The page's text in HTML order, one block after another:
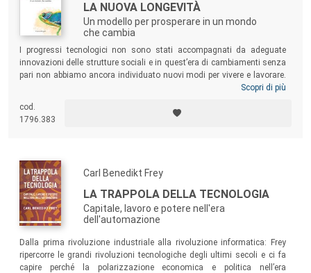
LA NUOVA LONGEVITÀ
Un modello per prosperare in un mondo
che cambia
I progressi tecnologici non sono stati accompagnati da adeguate
innovazioni delle strutture sociali e in quest’era di cambiamenti senza
pari non abbiamo ancora individuato nuovi modi per vivere e lavorare.
Attingendo alla loro lunga esperienza e alle loro profonde competenze,
strumenti più utili per orientarci nel mondo che cambia. Una guida per
vite più lunghe, più intelligenti, più felici!
Scopri di più
cod.
1796.383
Carl Benedikt Frey
LA TRAPPOLA DELLA TECNOLOGIA
Capitale, lavoro e potere nell'era
dell'automazione
Dalla prima rivoluzione industriale alla rivoluzione informatica: Frey
ripercorre le grandi rivoluzioni tecnologiche degli ultimi secoli e ci fa
capire perché la polarizzazione economica e politica nell’era